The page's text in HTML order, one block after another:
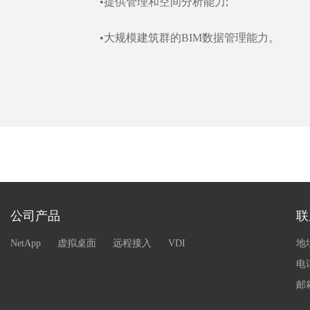
•大规模建筑群的BIM数据管理能力。
公司产品
NetApp 虚拟桌面 远程接入 VDI
地
电
邮